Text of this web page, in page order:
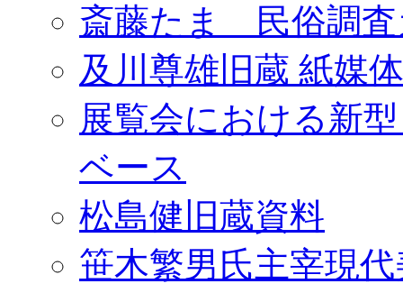
斎藤たま 民俗調査
及川尊雄旧蔵 紙媒
展覧会における新
ベース
松島健旧蔵資料
笹木繁男氏主宰現